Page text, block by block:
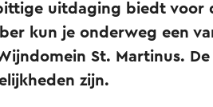
uitdaging biedt voor
kun je onderweg een
St. Martinus.
zijn.